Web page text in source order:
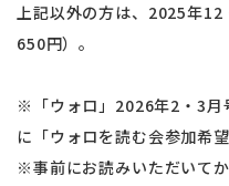
上記以外の方は、2025年
650円）。
※「ウォロ」2026年2・3月
に「ウォロを読む会参加希
※事前にお読みいただいて